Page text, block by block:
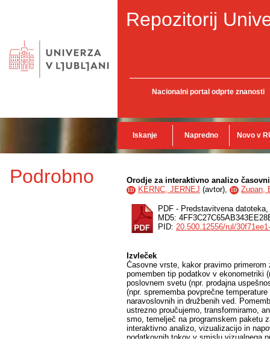
Repozitorij
Nacionalni portal odprte znanosti
Iskanje Napredno Novo v
Podrobno Orodje za interaktivno analizo
ID KERNC, JERNEJ (avtor), ID Zupan,
PDF - Predstavitvena datoteka,
MD5:
PID: 20.500.12556/rul/
Izvleček
Časovne vrste, kakor pravimo
pomemben tip podatkov v ekonometriki
poslovnem svetu (npr. prodajna
(npr. sprememba povprečne
naravoslovnih in družbenih ved.
ustrezno proučujemo, transformiramo,
smo, temelječ na programskem paketu
interaktivno analizo, vizualizacijo in
podatkovnih tokov v smislu vizualnega